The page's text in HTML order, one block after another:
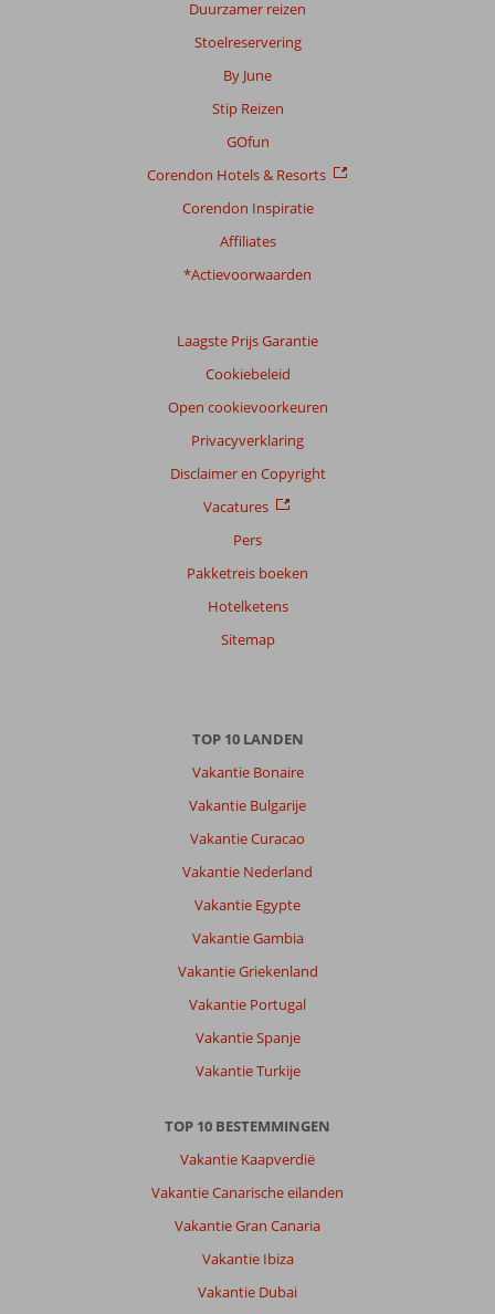
Duurzamer reizen
Stoelreservering
By June
Stip Reizen
GOfun
Corendon Hotels & Resorts
Corendon Inspiratie
Affiliates
*Actievoorwaarden
Laagste Prijs Garantie
Cookiebeleid
Open cookievoorkeuren
Privacyverklaring
Disclaimer en Copyright
Vacatures
Pers
Pakketreis boeken
Hotelketens
Sitemap
TOP 10 LANDEN
Vakantie Bonaire
Vakantie Bulgarije
Vakantie Curacao
Vakantie Nederland
Vakantie Egypte
Vakantie Gambia
Vakantie Griekenland
Vakantie Portugal
Vakantie Spanje
Vakantie Turkije
TOP 10 BESTEMMINGEN
Vakantie Kaapverdië
Vakantie Canarische eilanden
Vakantie Gran Canaria
Vakantie Ibiza
Vakantie Dubai